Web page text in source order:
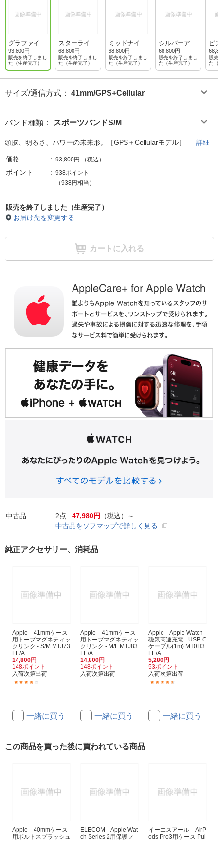
グラファイト
ステンレスス
チール
93,800円
販売を終了しまし
た（生産完了）
スターライト
アルミニウム
68,800円
販売を終了しまし
た（生産完了）
ミッドナイト
アルミニウム
68,800円
販売を終了しまし
た（生産完了）
シルバーアル
ミニウム
68,800円
販売を終了しまし
た（生産完了）
ピ
ニ
販
た
サイズ/通信方式 ： 41mm/GPS+Cellular
バンド種類 ： スポーツバンドS/M
頭脳、明るさ、パワーの未来形。［GPS＋Cellularモデル］ 詳細
価格 93,800円 （税込）
ポイント
938ポイント
（938円相当）
販売を終了しました（生産完了）
お届け先を変更する
カートに入れる
中古品 2点 47,980円
（税込）～
中古品をソフマップで詳しく見る
純正アクセサリー、消耗品
Apple 41mmケース
用トープマグネティッ
クリンク - S/M MTJ73
FE/A
14,800円
148ポイント
入荷次第出荷
一緒に買う
Apple 41mmケース
用トープマグネティッ
クリンク - M/L MTJ83
FE/A
14,800円
148ポイント
入荷次第出荷
一緒に買う
Apple Apple Watch
磁気高速充電 - USB-C
ケーブル(1m) MT0H3
FE/A
5,280円
53ポイント
入荷次第出荷
一緒に買う
この商品を買った後に買われている商品
Apple 40mmケース
用ボルトスプラッシュ
ELECOM Apple Wat
ch Series 2用保護フ
イーエスアール AirP
ods Pro3用ケース Pul